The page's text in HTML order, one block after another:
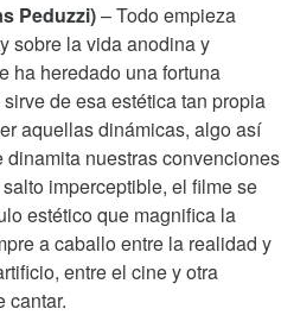
Peduzzi)– Todo empieza
sobre la vida anodina y
ha heredado una fortuna
de esa estética tan propia
aquellas dinámicas, algo así
nuestras convenciones
imperceptible, el filme se
estético que magnifica la
a caballo entre la realidad y
entre el cine y otra
cantar.